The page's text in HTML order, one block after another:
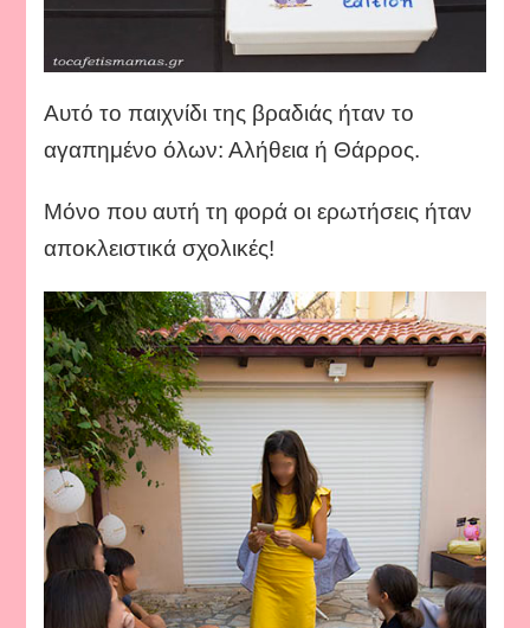
Αυτό το παιχνίδι της βραδιάς ήταν το
αγαπημένο όλων: Αλήθεια ή Θάρρος.
Μόνο που αυτή τη φορά οι ερωτήσεις ήταν
αποκλειστικά σχολικές!